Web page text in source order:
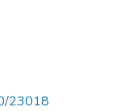
23018